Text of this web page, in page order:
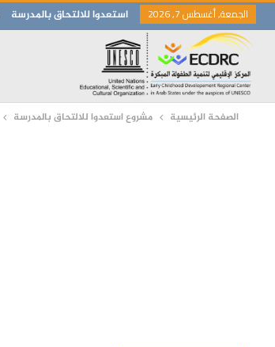
الجمعة, أغسطس 7, 2026 استعدوا للالتحاق بالمدرسة
الصفحة الرئيسية مشروع استعدوا للالتحاق بالمدرسة